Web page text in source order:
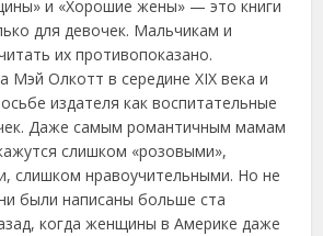
и «Хорошие жены» — это книги
для девочек. Мальчикам и
их противопоказано.
Мэй Олкотт в середине XIX века и
издателя как воспитательные
Даже самым романтичным мамам
слишком «розовыми»,
слишком нравоучительными. Но не
были написаны больше ста
когда женщины в Америке даже